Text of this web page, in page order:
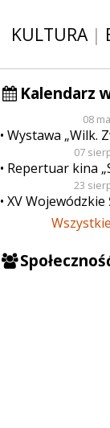
KULTURA|
Kalendarz
08
Wystawa „Wilk.
07
Repertuar kina „Syreny” w
23
XV Wojewódzkie